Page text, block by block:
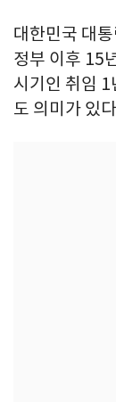
대한민국 대
정부 이후 15
시기인 취임 1
도 의미가 있